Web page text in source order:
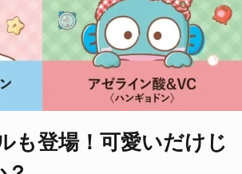
も登場！可愛いだけじ